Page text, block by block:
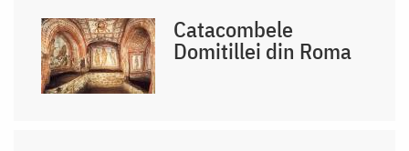
Catacombele
Domitillei din Roma